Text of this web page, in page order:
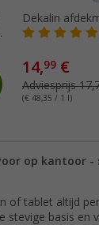
Dekalin
14,99 €
Adviesprijs
(€ 48,35 / 1 l)
op kantoor -
of tablet altijd
stevige basis en